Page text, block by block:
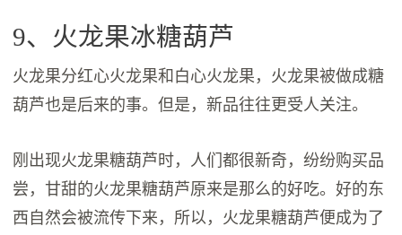
9、火龙果冰糖葫芦
火龙果分红心火龙果和白心火龙果，火龙果被做成糖
葫芦也是后来的事。但是，新品往往更受人关注。
刚出现火龙果糖葫芦时，人们都很新奇，纷纷购买品
尝，甘甜的火龙果糖葫芦原来是那么的好吃。好的东
西自然会被流传下来，所以，火龙果糖葫芦便成为了